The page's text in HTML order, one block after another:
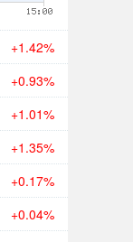
+1.42%
+0.93%
+1.01%
+1.35%
+0.17%
+0.04%